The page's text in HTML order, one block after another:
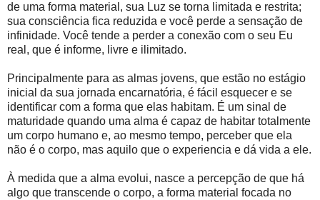
de uma forma material, sua Luz se torna limitada e restrita;
sua consciência fica reduzida e você perde a sensação de
infinidade. Você tende a perder a conexão com o seu Eu
real, que é informe, livre e ilimitado.
Principalmente para as almas jovens, que estão no estágio
inicial da sua jornada encarnatória, é fácil esquecer e se
identificar com a forma que elas habitam. É um sinal de
maturidade quando uma alma é capaz de habitar totalmente
um corpo humano e, ao mesmo tempo, perceber que ela
não é o corpo, mas aquilo que o experiencia e dá vida a ele.
À medida que a alma evolui, nasce a percepção de que há
algo que transcende o corpo, a forma material focada no